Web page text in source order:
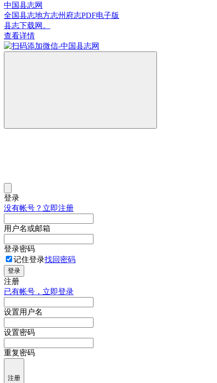
中国县志网
全国县志地方志州府志PDF电子版
县志下载网。
查看详情
登录
没有帐号？立即注册
用户名或邮箱
登录密码
记住登录找回密码
登录
注册
已有帐号，立即登录
设置用户名
设置密码
重复密码
注册